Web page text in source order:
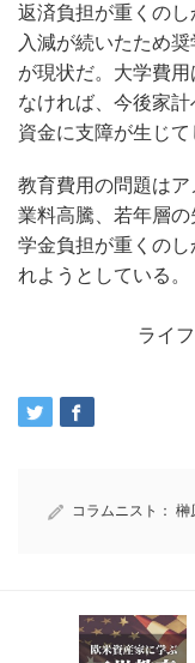
返済負担が重くの
入減が続いたため
が現状だ。大学費
なければ、今後家
資金に支障が生じて
教育費用の問題は
業料高騰、若年層
学金負担が重くの
れようとしている。
ライフスタイ
コラムニスト： 榊